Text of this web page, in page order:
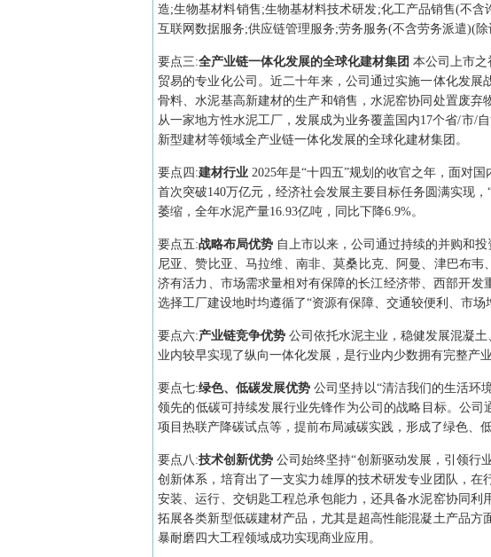
造;生物基材料销售;生物基材料技术研发;化工产品销售(不
互联网数据服务;供应链管理服务;劳务服务(不含劳务派遣)(
要点三:全产业链一体化发展的全球化建材集团 本公司上市之
贸易的专业化公司。近二十年来，公司通过实施一体化发展
骨料、水泥基高新建材的生产和销售，水泥窑协同处置废
从一家地方性水泥工厂，发展成为业务覆盖国内17个省/市/
新型建材等领域全产业链一体化发展的全球化建材集团。
要点 四 :建材行业 2025年是“十四五”规划的收官之年，面对
首次突破140万亿元，经济社会发展主要目标任务圆满实现
萎缩，全年水泥产量16.93亿吨，同比下降6.9%。
要点五:战略布局优势 自上市以来，公司通过持续的并购和
尼亚、赞比亚、马拉维、南非、莫桑比克、阿曼、津巴布
济有活力、市场需求量相对有保障的长江经济带、西部开
选择工厂建设地时均遵循了“资源有保障、交通较便利、市
要点六:产业链竞争优势 公司依托水泥主业，稳健发展混凝
业内较早实现了纵向一体化发展，是行业内少数拥有完整产
要点七:绿色、低碳发展优势公司坚持以“清洁我们的生活环
领先的低碳可持续发展行业先锋作为公司的战略目标。公
项目热联产降碳试点等，提前布局减碳实践，形成了绿色、
要点 八 :技术创新优势公司始终坚持“创新驱动发展，引领行
创新体系，培育出了一支实力雄厚的技术研发专业团队，在
安装、运行、交钥匙工程总承包能力，还具备水泥窑协同
拓展各类新型低碳建材产品，尤其是超高性能混凝土产品
暴耐磨四大工程领域成功实现商业应用。